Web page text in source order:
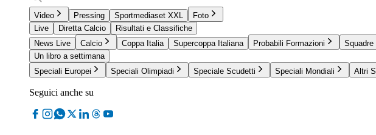
Video Pressing Sportmediaset XXL
Foto
Live
Diretta Calcio
Risultati e Classifiche
News Live
Calcio Coppa Italia Supercoppa Italiana Probabili Formazioni Squadre
Un libro a settimana
Speciali Europei
Speciali Olimpiadi Speciale Scudetti Speciali Mondiali Altri
Seguici anche su